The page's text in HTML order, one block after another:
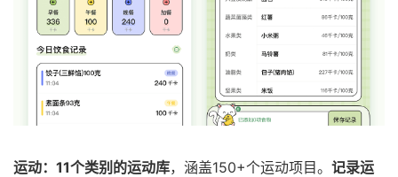
运动：11个类别的运动库，涵盖150+个运动项目。 记录运